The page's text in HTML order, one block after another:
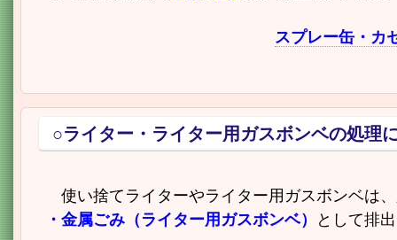
スプレー缶・カ
○ライター・ライター用ガスボンベの処理
使い捨てライターやライター用ガスボンベは、
・金属ごみ（ライター用ガスボンベ）
として排